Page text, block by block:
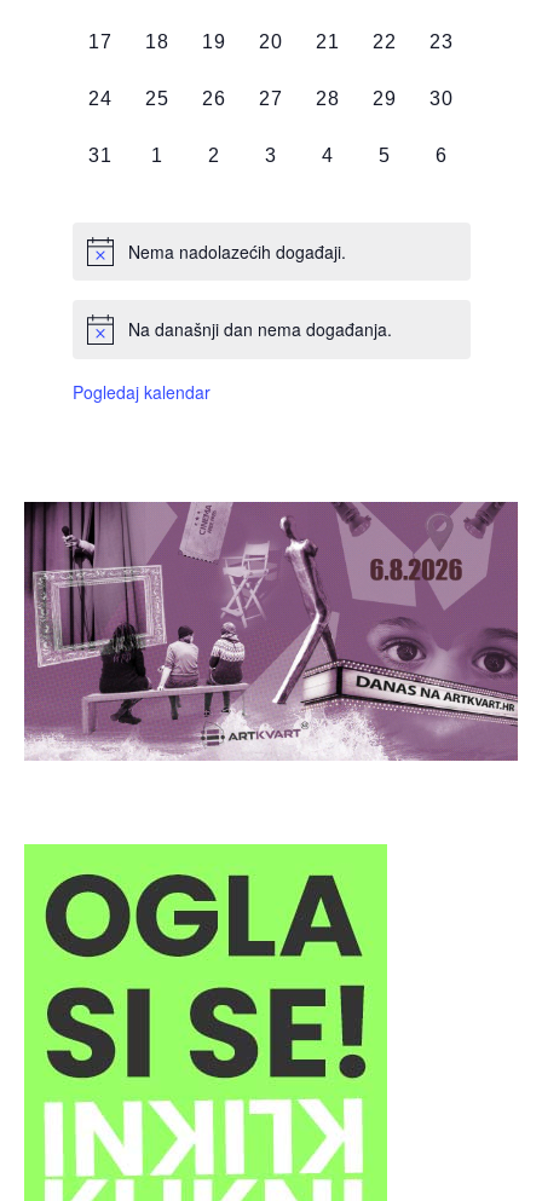
0
17
0
18
0
19
0
20
0
21
0
22
0
23
0
24
0
25
0
26
0
27
0
28
0
29
0
30
0
31
0
1
0
2
0
3
0
4
0
5
0
6
Nema nadolazećih događaji.
Na današnji dan nema događanja.
Pogledaj kalendar